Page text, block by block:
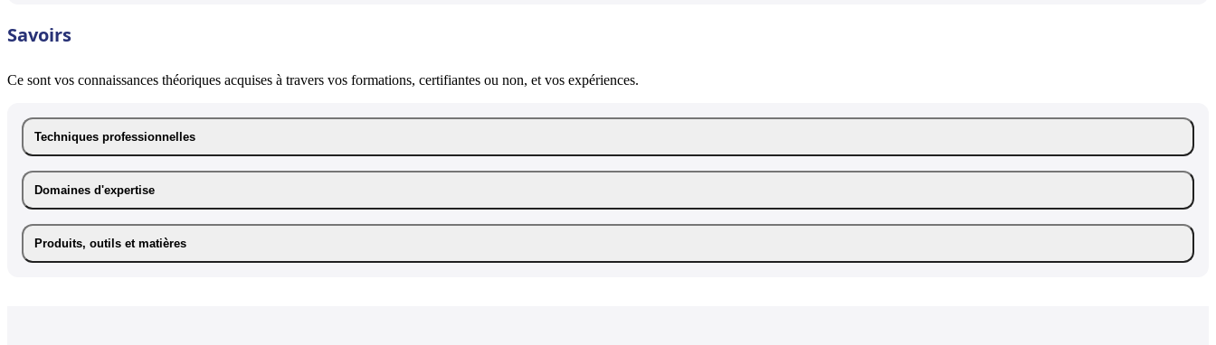
Savoirs
Ce sont vos connaissances théoriques acquises à travers vos formations, certifiantes ou non, et vos expériences.
Techniques professionnelles
Domaines d'expertise
Produits, outils et matières